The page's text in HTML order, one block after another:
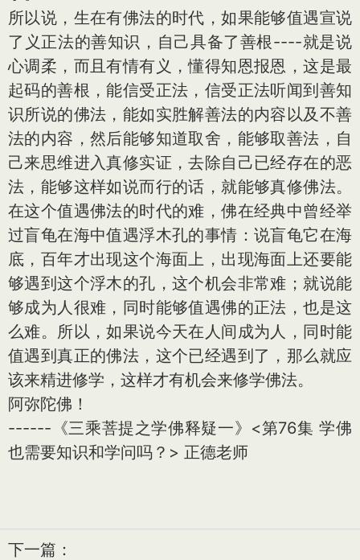
所以说，生在有佛法的时代，如果能够值遇宣说
了义正法的善知识，自己具备了善根----就是说
心调柔，而且有情有义，懂得知恩报恩，这是最
起码的善根，能信受正法，信受正法听闻到善知
识所说的佛法，能如实胜解善法的内容以及不善
法的内容，然后能够知道取舍，能够取善法，自
己来思维进入真修实证，去除自己已经存在的恶
法，能够这样如说而行的话，就能够真修佛法。
在这个值遇佛法的时代的难，佛在经典中曾经举
过盲龟在海中值遇浮木孔的事情：说盲龟它在海
底，百年才出现这个海面上，出现海面上还要能
够遇到这个浮木的孔，这个机会非常难；就说能
够成为人很难，同时能够值遇佛的正法，也是这
么难。所以，如果说今天在人间成为人，同时能
值遇到真正的佛法，这个已经遇到了，那么就应
该来精进修学，这样才有机会来修学佛法。
阿弥陀佛！
------《三乘菩提之学佛释疑一》<第76集 学佛
也需要知识和学问吗？> 正德老师
下一篇：